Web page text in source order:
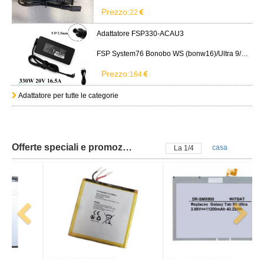
Prezzo:22
Adattatore FSP330-ACAU3
FSP System76 Bonobo WS (bonw16)/Ultra 9/RTX5090
Prezzo:164
Adattatore per tutte le categorie
Offerte speciali e promozioni La 2/4 casa